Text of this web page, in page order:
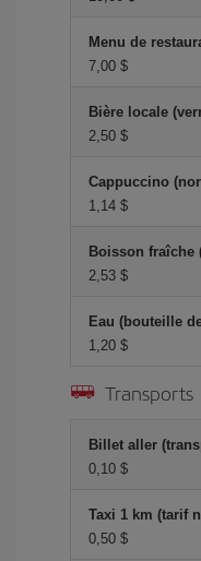
Menu de
7,00 $
Bière locale
2,50 $
Cappuccino
1,14 $
Boisson fraîche
2,53 $
Eau (bouteille
1,20 $
Transports
Billet aller
0,10 $
Taxi 1 km (tarif
0,50 $